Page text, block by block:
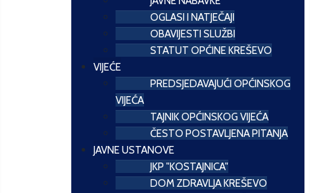
OGLASI I NATJEČAJI
OBAVIJESTI SLUŽBI
STATUT OPĆINE KREŠEVO
VIJEĆE
PREDSJEDAVAJUĆI OPĆINSKOG
VIJEĆA
TAJNIK OPĆINSKOG VIJEĆA
ČESTO POSTAVLJENA PITANJA
JAVNE USTANOVE
JKP "KOSTAJNICA"
DOM ZDRAVLJA KREŠEVO